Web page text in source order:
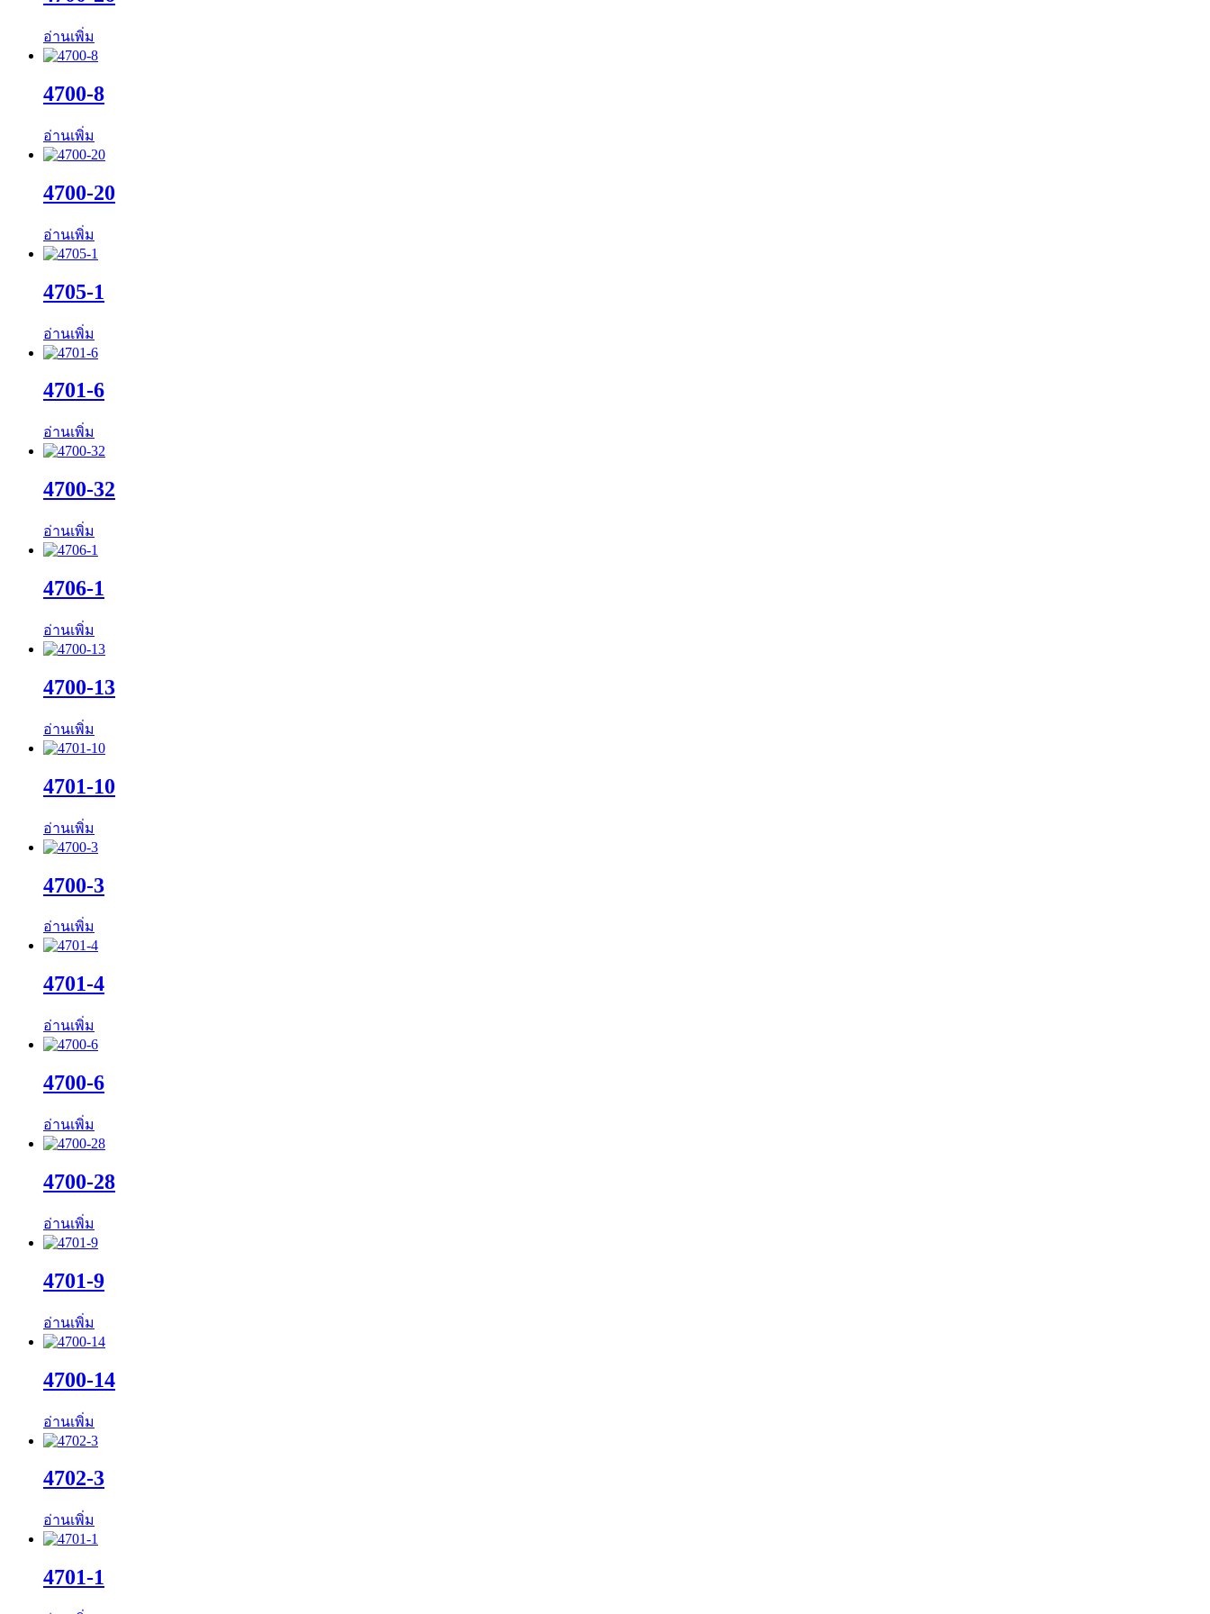
อ่านเพิ่ม
4700-8
อ่านเพิ่ม
4700-20
อ่านเพิ่ม
4705-1
อ่านเพิ่ม
4701-6
อ่านเพิ่ม
4700-32
อ่านเพิ่ม
4706-1
อ่านเพิ่ม
4700-13
อ่านเพิ่ม
4701-10
อ่านเพิ่ม
4700-3
อ่านเพิ่ม
4701-4
อ่านเพิ่ม
4700-6
อ่านเพิ่ม
4700-28
อ่านเพิ่ม
4701-9
อ่านเพิ่ม
4700-14
อ่านเพิ่ม
4702-3
อ่านเพิ่ม
4701-1